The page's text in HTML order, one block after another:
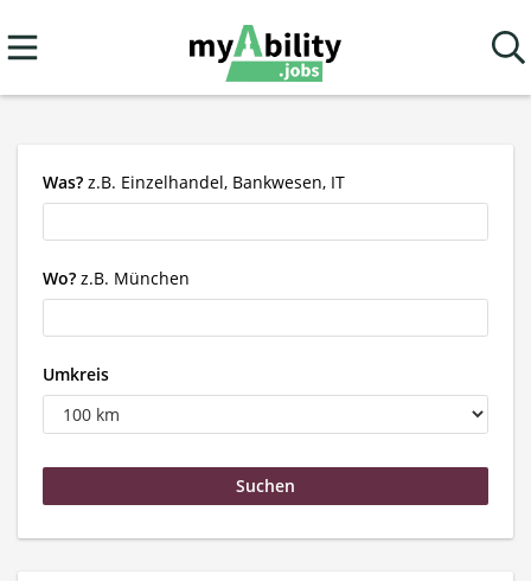
Was? z.B. Einzelhandel, Bankwesen, IT
Wo? z.B. München
Umkreis